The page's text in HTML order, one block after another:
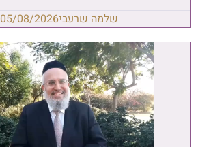
שלמה שרעבי05/08/2026